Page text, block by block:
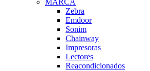
MARCA
Zebra
Emdoor
Sonim
Chainway
Impresoras
Lectores
Reacondicionados